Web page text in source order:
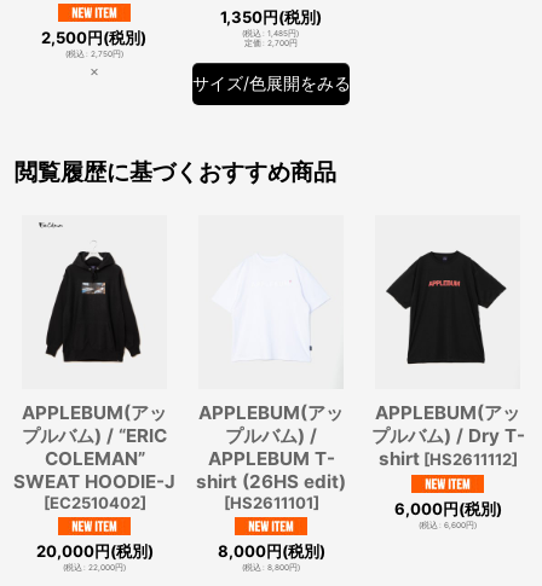
2,500円(税別)
(税込: 2,750円)
×
1,350円(税別)
(税込 1,485円)
定価
2,700円
サイズ/色展開をみる
閲覧履歴に基づくおすすめ商品
APPLEBUM(アッ
プルバム) / “ERIC
COLEMAN”
SWEAT HOODIE-J
[EC2510402]
20,000円(税別)
(税込: 22,000円)
APPLEBUM(アッ
プルバム) /
APPLEBUM T-
shirt (26HS edit)
[HS2611101]
8,000円(税別)
(税込: 8,800円)
APPLEBUM(アッ
プルバム) / Dry T-
shirt [HS2611112]
6,000円(税別)
(税込: 6,600円)